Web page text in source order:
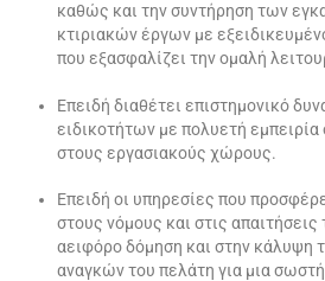
καθώς και την συντήρηση των
κτιριακών έργων με
που εξασφαλίζει την ομαλή
Επειδή διαθέτει επιστημονικό
ειδικοτήτων με πολυετή εμπει­ρία
στους εργασιακούς χώρους.
Επειδή οι υπηρεσίες που
στους νόμους και στις
αειφόρο δόμηση και στην κάλυψη
αναγκών του πελάτη για μια